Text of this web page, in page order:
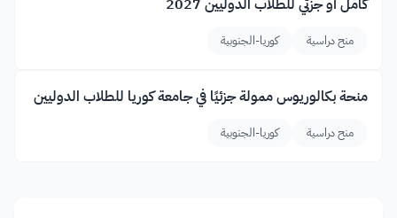
كامل أو جزئي للطلاب الدوليين 2027
منح دراسية كوريا-الجنوبية
منحة بكالوريوس ممولة جزئيًا في جامعة كوريا للطلاب الدوليين
منح دراسية كوريا-الجنوبية